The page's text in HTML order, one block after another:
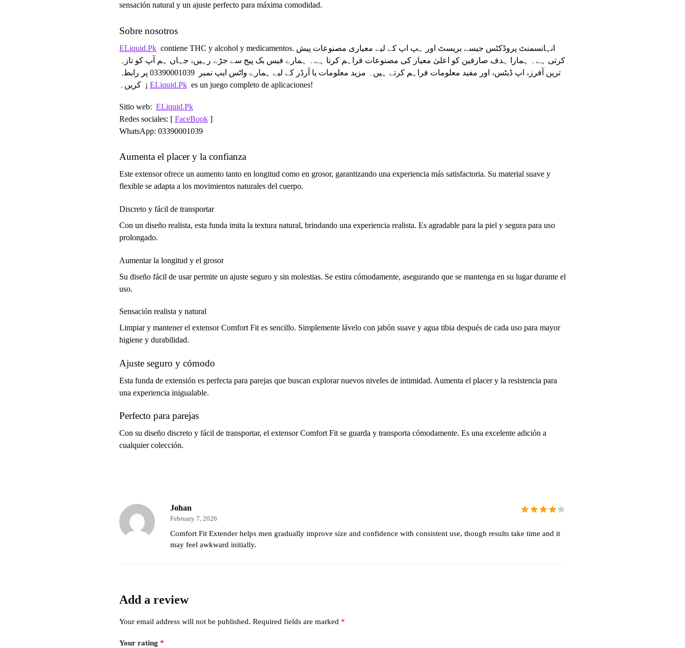
sensación natural y un ajuste perfecto para máxima comodidad.
Sobre nosotros
ELiquid.Pkcontiene THC y alcohol y medicamentos. انہانسمنٹ پروڈکٹس جیسے بریسٹ اور ہپ اپ کے لیے معیاری مصنوعات پیش
کرتی ہے۔ ہمارا ہدف صارفین کو اعلیٰ معیار کی مصنوعات فراہم کرنا ہے۔ ہمارے فیس بک پیج سے جڑے رہیں، جہاں ہم آپ کو تازہ
ترین آفرز، اپ ڈیٹس، اور مفید معلومات فراہم کرتے ہیں۔ مزید معلومات یا آرڈر کے لیے ہمارے واٹس ایپ نمبر 03390001039
پر رابطہ
کریں۔ ¡ ELiquid.Pkes un juego completo de aplicaciones!
Sitio web: ELiquid.Pk
Redes sociales: [ FaceBook]
WhatsApp: 03390001039
Aumenta el placer y la confianza
Este extensor ofrece un aumento tanto en longitud como en grosor, garantizando una experiencia más satisfactoria. Su material suave y
flexible se adapta a los movimientos naturales del cuerpo.
Discreto y fácil de transportar
Con un diseño realista, esta funda imita la textura natural, brindando una experiencia realista. Es agradable para la piel y segura para uso
prolongado.
Aumentar la longitud y el grosor
Su diseño fácil de usar permite un ajuste seguro y sin molestias. Se estira cómodamente, asegurando que se mantenga en su lugar durante el
uso.
Sensación realista y natural
Limpiar y mantener el extensor Comfort Fit es sencillo. Simplemente lávelo con jabón suave y agua tibia después de cada uso para mayor
higiene y durabilidad.
Ajuste seguro y cómodo
Esta funda de extensión es perfecta para parejas que buscan explorar nuevos niveles de intimidad. Aumenta el placer y la resistencia para
una experiencia inigualable.
Perfecto para parejas
Con su diseño discreto y fácil de transportar, el extensor Comfort Fit se guarda y transporta cómodamente. Es una excelente adición a
cualquier colección.
Johan
February 7, 2026
Comfort Fit Extender helps men gradually improve size and confidence with consistent use, though results take time and it
may feel awkward initially.
Add a review
Your email address will not be published. Required fields are marked *
Your rating *